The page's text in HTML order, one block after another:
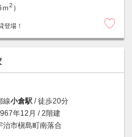
2 ）
登場！
線小倉駅/ 徒歩20分
年12月 / 2階建
治市槇島町南落合